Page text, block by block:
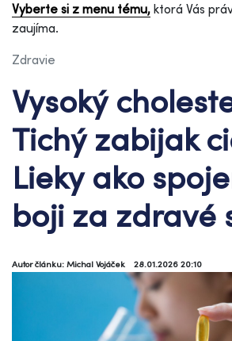
Vyberte si z menu tému, ktorá Vás
zaujíma.
Zdravie
Vysoký
Tichý zabijak
Lieky ako
boji za zdravé
Autor článku: Michal Vojáček 28.01.2026 20:10